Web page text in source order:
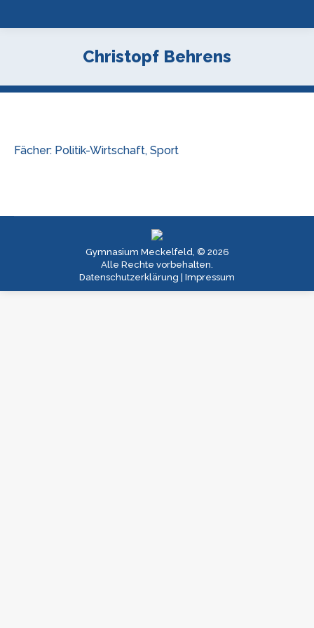
Christopf Behrens
Fächer: Politik-Wirtschaft, Sport
Gymnasium Meckelfeld, © 2026
Alle Rechte vorbehalten.
Datenschutzerklärung
Impressum